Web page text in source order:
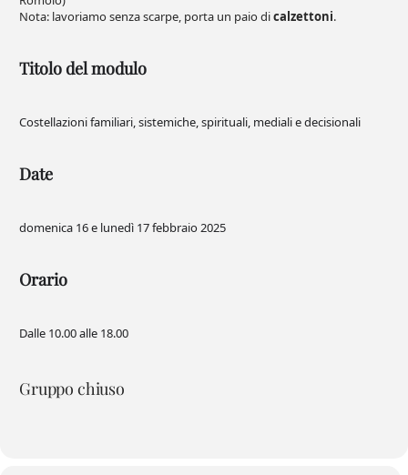
Nota: lavoriamo senza scarpe, porta un paio dicalzettoni.
Titolo del modulo
Costellazioni familiari, sistemiche, spirituali, mediali e decisionali
Date
domenica 16 e lunedì 17 febbraio 2025
Orario
Dalle 10.00 alle 18.00
Gruppo chiuso